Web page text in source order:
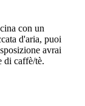
con un
d'aria, puoi
avrai
di caffè/tè.